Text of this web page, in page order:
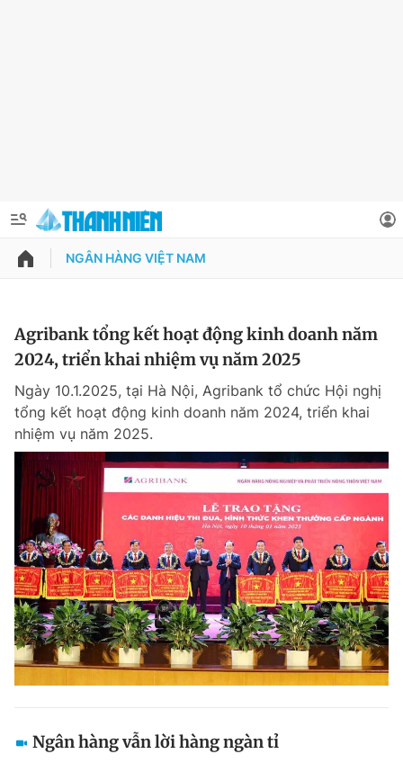
QUẢNG CÁO ĐẶT BÁO
Chuyên mục khác
Chào ngày mới Tin 24h
Tin thị trường Tin 360
Video Magazine
Sản phẩm khác
Bạn cần biết
Thông tin tòa soạn Liên hệ quảng cáo
Thông tin tài khoản
Đổi mật khẩu
Tin đã lưu
Tin đã xem
Đăng xuất
NGÂN HÀNG VIỆT NAM
Agribank tổng kết hoạt động kinh doanh năm
2024, triển khai nhiệm vụ năm 2025
Ngày 10.1.2025, tại Hà Nội, Agribank tổ chức Hội nghị
tổng kết hoạt động kinh doanh năm 2024, triển khai
nhiệm vụ năm 2025.
Ngân hàng vẫn lời hàng ngàn tỉ